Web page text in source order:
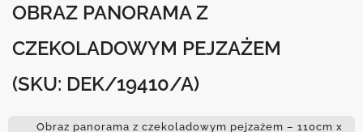
OBRAZ PANORAMA Z
CZEKOLADOWYM PEJZAŻEM
(SKU: DEK/19410/A)
Obraz panorama z czekoladowym pejzażem – 110cm x